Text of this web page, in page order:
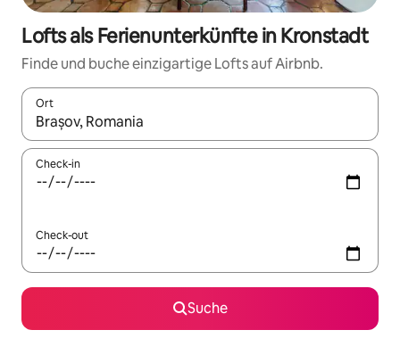
Lofts als Ferienunterkünfte in Kronstadt
Finde und buche einzigartige Lofts auf Airbnb.
Ort
Wenn Ergebnisse verfügbar sind, navigiere mit den
Check-in
Check-out
Suche